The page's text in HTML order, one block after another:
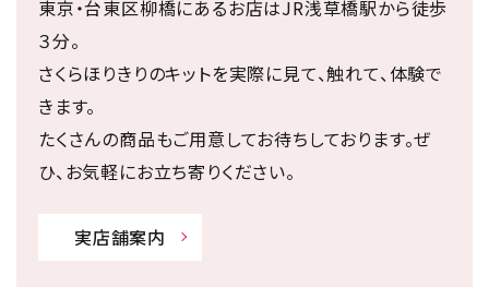
東京・台東区柳橋にあるお店はJR浅草橋駅から徒歩
３分。
さくらほりきりのキットを実際に見て、触れて、体験で
きます。
たくさんの商品もご用意してお待ちしております。ぜ
ひ、お気軽にお立ち寄りください。
実店舗案内